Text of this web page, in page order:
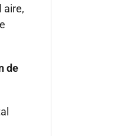
aire,
de